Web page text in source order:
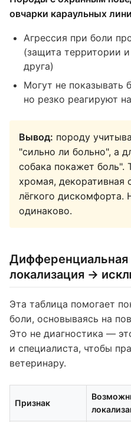
овчарки караульных
Агрессия при боли
(защита территории
друга)
Могут не показывать
но резко реагируют
Вывод: породу
"сильно ли больно", а
собака покажет боль".
хромая, декоративная
лёгкого дискомфорта.
одинаково.
Дифференциальная
локализация →
Эта таблица помогает
боли, основываясь на
Это не диагностика —
и специалиста, чтобы
ветеринару.
Признак